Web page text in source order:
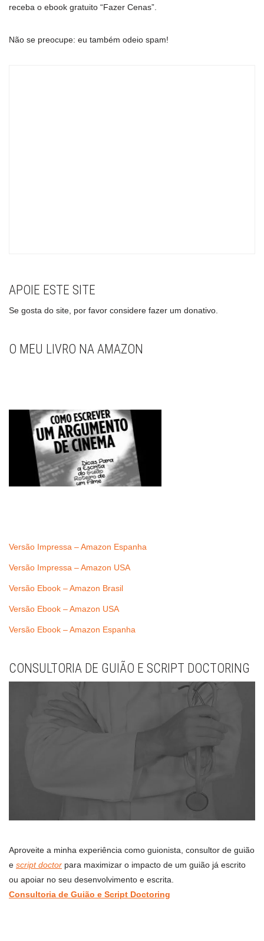
receba o ebook gratuito “Fazer Cenas”.
Não se preocupe: eu também odeio spam!
APOIE ESTE SITE
Se gosta do site, por favor considere fazer um donativo.
O MEU LIVRO NA AMAZON
Versão Impressa – Amazon Espanha
Versão Impressa – Amazon USA
Versão Ebook – Amazon Brasil
Versão Ebook – Amazon USA
Versão Ebook – Amazon Espanha
CONSULTORIA DE GUIÃO E SCRIPT DOCTORING
Aproveite a minha experiência como guionista, consultor de guião
e script doctor para maximizar o impacto de um guião já escrito
ou apoiar no seu desenvolvimento e escrita.
Consultoria de Guião e Script Doctoring